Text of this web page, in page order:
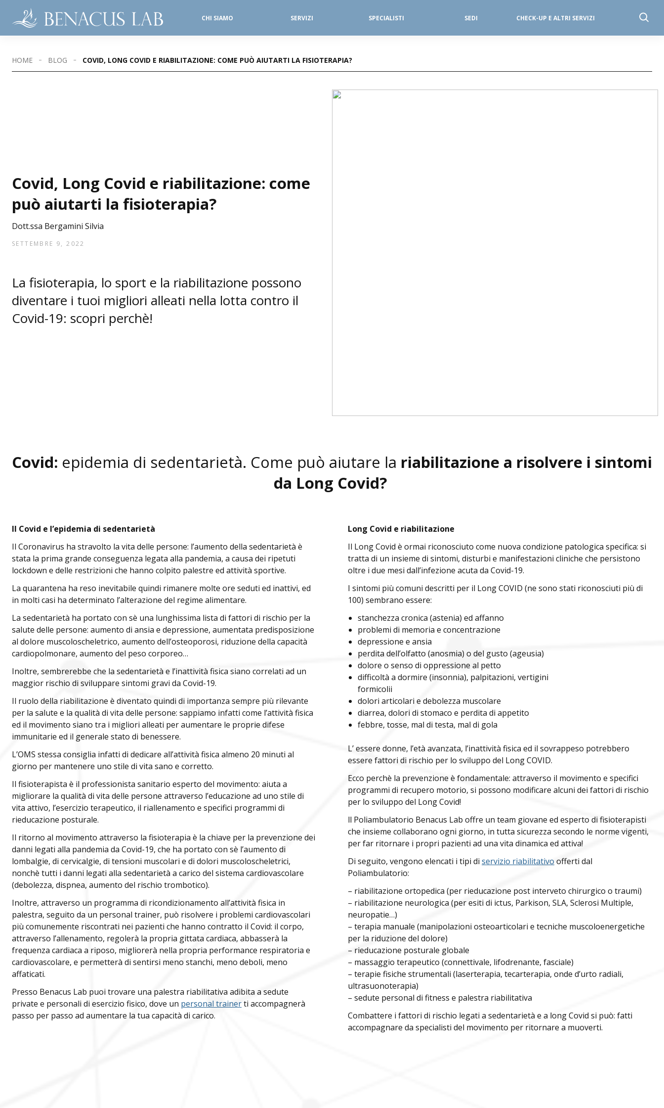
CHI SIAMO SERVIZI
SALE OPERATORIE STUDI DENTISTICI SERVIZI FISIOTERAPICI DIAGNOSTICA PER IMMAGINI
SPECIALISTI SEDI CHECK-UP E ALTRI SERVIZI
Contatta le nostre sedi
Bedizzole Benacus Lab - Bedizzole - Via Garibaldi 6/A bedizzole@benacuslab.com
work@benacuslab.com
Brescia - Moro Benacus Lab - Brescia - Via Moro 34
Scrivici su WhatsApp
Benacus Lab - Brescia - Moro - Poliambulatorio +393783102040
Benacus Lab - Castiglione - Poliambulatorio +393783035100
Benacus Lab - Desenzano d/G - Poliambulatorio +393316449745
Chiamaci
Bedizzole +390302330326
Brescia - Via Moro +390302420935
+390376639401
HOME BLOG COVID, LONG COVID E RIABILITAZIONE: COME PUÒ AIUTARTI LA FISIOTERAPIA?
Covid, Long Covid e riabilitazione: come
può aiutarti la fisioterapia?
Dott.ssa Bergamini Silvia
SETTEMBRE 9, 2022
La fisioterapia, lo sport e la riabilitazione possono
diventare i tuoi migliori alleati nella lotta contro il
Covid-19: scopri perchè!
Covid: epidemia di sedentarietà. Come può aiutare la riabilitazione a risolvere i sintomi
da Long Covid?
Il Covid e l’epidemia di sedentarietà
Il Coronavirus ha stravolto la vita delle persone: l’aumento della sedentarietà è
stata la prima grande conseguenza legata alla pandemia, a causa dei ripetuti
lockdown e delle restrizioni che hanno colpito palestre ed attività sportive.
La quarantena ha reso inevitabile quindi rimanere molte ore seduti ed inattivi, ed
in molti casi ha determinato l’alterazione del regime alimentare.
La sedentarietà ha portato con sè una lunghissima lista di fattori di rischio per la
salute delle persone: aumento di ansia e depressione, aumentata predisposizione
al dolore muscoloscheletrico, aumento dell’osteoporosi, riduzione della capacità
cardiopolmonare, aumento del peso corporeo…
Inoltre, sembrerebbe che la sedentarietà e l’inattività fisica siano correlati ad un
maggior rischio di sviluppare sintomi gravi da Covid-19.
Il ruolo della riabilitazione è diventato quindi di importanza sempre più rilevante
per la salute e la qualità di vita delle persone: sappiamo infatti come l’attività fisica
ed il movimento siano tra i migliori alleati per aumentare le proprie difese
immunitarie ed il generale stato di benessere.
L’OMS stessa consiglia infatti di dedicare all’attività fisica almeno 20 minuti al
giorno per mantenere uno stile di vita sano e corretto.
Il fisioterapista è il professionista sanitario esperto del movimento: aiuta a
migliorare la qualità di vita delle persone attraverso l’educazione ad uno stile di
vita attivo, l’esercizio terapeutico, il riallenamento e specifici programmi di
rieducazione posturale.
Il ritorno al movimento attraverso la fisioterapia è la chiave per la prevenzione dei
danni legati alla pandemia da Covid-19, che ha portato con sè l’aumento di
lombalgie, di cervicalgie, di tensioni muscolari e di dolori muscoloscheletrici,
nonchè tutti i danni legati alla sedentarietà a carico del sistema cardiovascolare
(debolezza, dispnea, aumento del rischio trombotico).
Inoltre, attraverso un programma di ricondizionamento all’attività fisica in
palestra, seguito da un personal trainer, può risolvere i problemi cardiovascolari
più comunemente riscontrati nei pazienti che hanno contratto il Covid: il corpo,
attraverso l’allenamento, regolerà la propria gittata cardiaca, abbasserà la
frequenza cardiaca a riposo, migliorerà nella propria performance respiratoria e
cardiovascolare, e permetterà di sentirsi meno stanchi, meno deboli, meno
affaticati.
Presso Benacus Lab puoi trovare una palestra riabilitativa adibita a sedute
private e personali di esercizio fisico, dove un personal trainerti accompagnerà
passo per passo ad aumentare la tua capacità di carico.
Long Covid e riabilitazione
Il Long Covid è ormai riconosciuto come nuova condizione patologica specifica: si
tratta di un insieme di sintomi, disturbi e manifestazioni cliniche che persistono
oltre i due mesi dall’infezione acuta da Covid-19.
I sintomi più comuni descritti per il Long COVID (ne sono stati riconosciuti più di
100) sembrano essere:
stanchezza cronica (astenia) ed affanno
problemi di memoria e concentrazione
depressione e ansia
perdita dell’olfatto (anosmia) o del gusto (ageusia)
dolore o senso di oppressione al petto
difficoltà a dormire (insonnia), palpitazioni, vertigini
formicolii
dolori articolari e debolezza muscolare
diarrea, dolori di stomaco e perdita di appetito
febbre, tosse, mal di testa, mal di gola
L’ essere donne, l’età avanzata, l’inattività fisica ed il sovrappeso potrebbero
essere fattori di rischio per lo sviluppo del Long COVID.
Ecco perchè la prevenzione è fondamentale: attraverso il movimento e specifici
programmi di recupero motorio, si possono modificare alcuni dei fattori di rischio
per lo sviluppo del Long Covid!
ll Poliambulatorio Benacus Lab offre un team giovane ed esperto di fisioterapisti
che insieme collaborano ogni giorno, in tutta sicurezza secondo le norme vigenti,
per far ritornare i propri pazienti ad una vita dinamica ed attiva!
Di seguito, vengono elencati i tipi di servizio riabilitativo offerti dal
Poliambulatorio:
– riabilitazione ortopedica (per rieducazione post interveto chirurgico o traumi)
– riabilitazione neurologica (per esiti di ictus, Parkison, SLA, Sclerosi Multiple,
neuropatie…)
– terapia manuale (manipolazioni osteoarticolari e tecniche muscoloenergetiche
per la riduzione del dolore)
– rieducazione posturale globale
– massaggio terapeutico (connettivale, lifodrenante, fasciale)
– terapie fisiche strumentali (laserterapia, tecarterapia, onde d’urto radiali,
ultrasuonoterapia)
– sedute personal di fitness e palestra riabilitativa
Combattere i fattori di rischio legati a sedentarietà e a long Covid si può: fatti
accompagnare da specialisti del movimento per ritornare a muoverti.